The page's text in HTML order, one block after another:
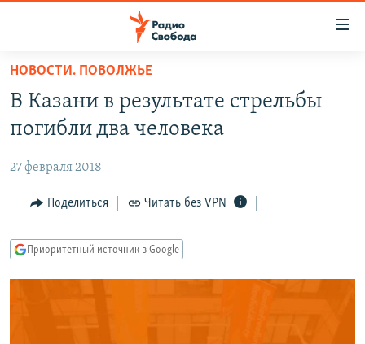
упрощенного
доступа
Вернуться
основному
Вернутся
главной
навигации
Вернутся
ПОДКАСТЫ
ЦИТАТЫ СВОБОДЫ
МНЕНИЯ
IDEL.РЕАЛИИ
КАВКАЗ.РЕАЛИИ
НОВОСТИ. ПОВОЛЖЬЕ
В Казани в результате стрельбы
погибли два человека
27 февраля 2018
Поделиться Читать без VPN
Приоритетный источник в Google